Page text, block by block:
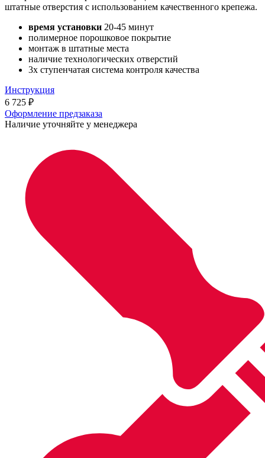
штатные отверстия с использованием качественного крепежа.
время установки 20-45 минут
полимерное порошковое покрытие
монтаж в штатные места
наличие технологических отверстий
3х ступенчатая система контроля качества
Инструкция
6 725 ₽
Оформление предзаказа
Наличие уточняйте у менеджера